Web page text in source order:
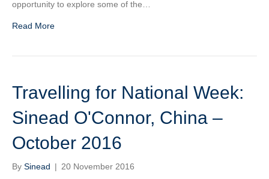
opportunity to explore some of the…
Read More
Travelling for National Week:
Sinead O'Connor, China –
October 2016
By Sinead | 20 November 2016